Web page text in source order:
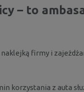
– to
firmy i
korzystania z auta